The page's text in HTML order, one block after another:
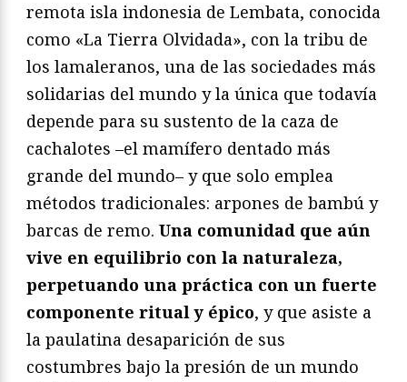
remota isla indonesia de Lembata, conocida
como «La Tierra Olvidada», con la tribu de
los lamaleranos, una de las sociedades más
solidarias del mundo y la única que todavía
depende para su sustento de la caza de
cachalotes –el mamífero dentado más
grande del mundo– y que solo emplea
métodos tradicionales: arpones de bambú y
barcas de remo. Una comunidad que aún
vive en equilibrio con la naturaleza,
perpetuando una práctica con un fuerte
componente ritual y épico, y que asiste a
la paulatina desaparición de sus
costumbres bajo la presión de un mundo